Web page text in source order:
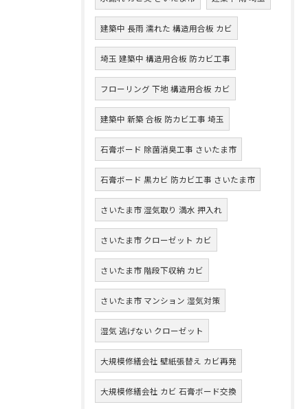
建築中 長雨 濡れた 構造用合板 カビ
埼玉 建築中 構造用合板 防カビ工事
フローリング 下地 構造用合板 カビ
建築中 新築 合板 防カビ工事 埼玉
石膏ボード 除菌消臭工事 さいたま市
石膏ボード 黒カビ 防カビ工事 さいたま市
さいたま市 湿気取り 満水 押入れ
さいたま市 クローゼット カビ
さいたま市 階段下収納 カビ
さいたま市 マンション 湿気対策
湿気 逃げない クローゼット
大規模修繕会社 壁紙張替え カビ再発
大規模修繕会社 カビ 石膏ボード交換